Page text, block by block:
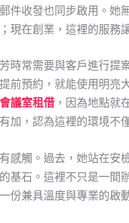
件收發也同步啟用。
現在創業，這裡的服務
時常需要與客戶進行提
前預約，就能使用明亮
議室租借，因為地點就
加，認為這裡的環境不
感觸。過去，她站在
基石。這裡不只是一間
份兼具溫度與專業的啟